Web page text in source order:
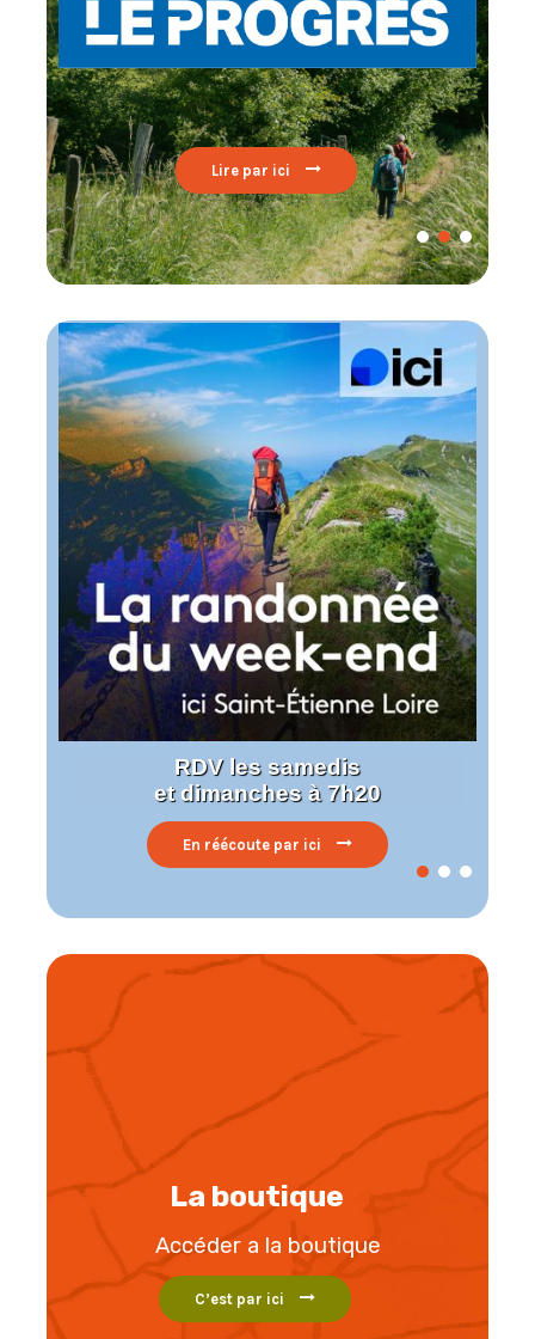
Lire par ici
En réécoute par ici
RDV les samedis
et dimanches à 7h20
La boutique
Accéder a la boutique
C’est par ici